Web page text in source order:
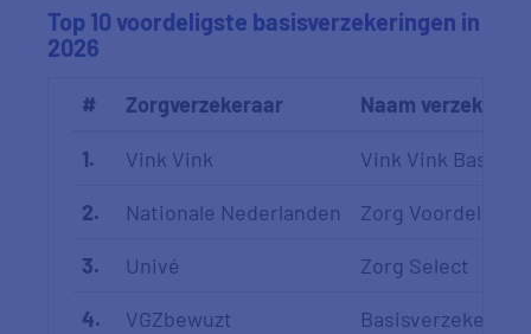
Top 10 voordeligste basisverzekeringen in
2026
# Zorgverzekeraar Naam verzekering
1. Vink Vink Vink Vink Basis
2. Nationale Nederlanden Zorg Voordelig
3. Univé Zorg Select
4. VGZbewuzt Basisverzekering